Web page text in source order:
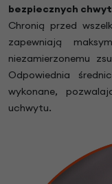
bezpiecznych
Chronią przed
zapewniają
niezamierzonemu
Odpowiednia
wykonane,
uchwytu.